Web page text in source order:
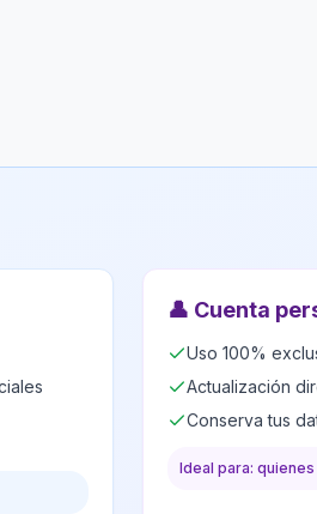
👤 Cuenta
Uso 100%
Actualización
Conserva tus
Ideal para: